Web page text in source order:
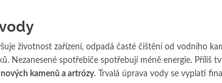
životnost zařízení, odpadá časté čištění od vodního
Nezanesené spotřebiče spotřebují méně energie. Příliš
kamenů a artrózy. Trvalá úprava vody se vyplatí